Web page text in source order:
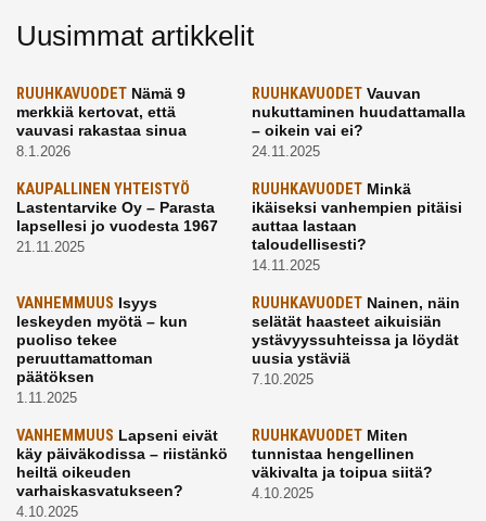
Uusimmat artikkelit
RUUHKAVUODET Nämä 9
merkkiä kertovat, että
vauvasi rakastaa sinua
8.1.2026
RUUHKAVUODETVauvan
nukuttaminen huudattamalla
– oikein vai ei?
24.11.2025
KAUPALLINEN YHTEISTYÖ
Lastentarvike Oy – Parasta
lapsellesi jo vuodesta 1967
21.11.2025
RUUHKAVUODETMinkä
ikäiseksi vanhempien pitäisi
auttaa lastaan
taloudellisesti?
14.11.2025
VANHEMMUUS Isyys
leskeyden myötä – kun
puoliso tekee
peruuttamattoman
päätöksen
1.11.2025
RUUHKAVUODETNainen, näin
selätät haasteet aikuisiän
ystävyyssuhteissa ja löydät
uusia ystäviä
7.10.2025
VANHEMMUUS Lapseni eivät
käy päiväkodissa – riistänkö
heiltä oikeuden
varhaiskasvatukseen?
4.10.2025
RUUHKAVUODETMiten
tunnistaa hengellinen
väkivalta ja toipua siitä?
4.10.2025